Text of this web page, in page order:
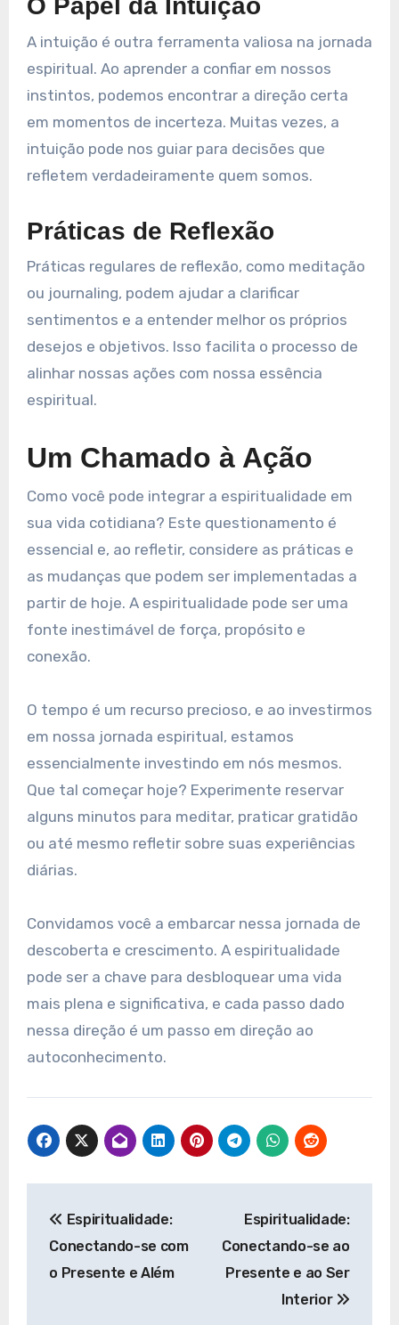
O Papel da Intuição
A intuição é outra ferramenta valiosa na jornada
espiritual. Ao aprender a confiar em nossos
instintos, podemos encontrar a direção certa
em momentos de incerteza. Muitas vezes, a
intuição pode nos guiar para decisões que
refletem verdadeiramente quem somos.
Práticas de Reflexão
Práticas regulares de reflexão, como meditação
ou journaling, podem ajudar a clarificar
sentimentos e a entender melhor os próprios
desejos e objetivos. Isso facilita o processo de
alinhar nossas ações com nossa essência
espiritual.
Um Chamado à Ação
Como você pode integrar a espiritualidade em
sua vida cotidiana? Este questionamento é
essencial e, ao refletir, considere as práticas e
as mudanças que podem ser implementadas a
partir de hoje. A espiritualidade pode ser uma
fonte inestimável de força, propósito e
conexão.
O tempo é um recurso precioso, e ao investirmos
em nossa jornada espiritual, estamos
essencialmente investindo em nós mesmos.
Que tal começar hoje? Experimente reservar
alguns minutos para meditar, praticar gratidão
ou até mesmo refletir sobre suas experiências
diárias.
Convidamos você a embarcar nessa jornada de
descoberta e crescimento. A espiritualidade
pode ser a chave para desbloquear uma vida
mais plena e significativa, e cada passo dado
nessa direção é um passo em direção ao
autoconhecimento.
de
Post
Espiritualidade:
Conectando-se com
o Presente e Além
Espiritualidade:
Conectando-se ao
Presente e ao Ser
Interior